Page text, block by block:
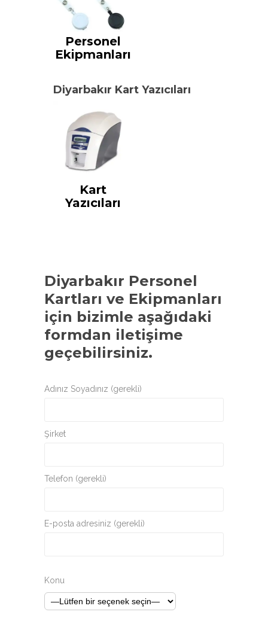
Personel
Ekipmanları
Diyarbakır Kart Yazıcıları
Kart
Yazıcıları
Diyarbakır Personel
Kartları ve Ekipmanları
için bizimle aşağıdaki
formdan iletişime
geçebilirsiniz.
Adınız Soyadınız (gerekli)
Şirket
Telefon (gerekli)
E-posta adresiniz (gerekli)
Konu